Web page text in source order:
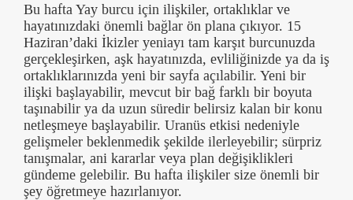
Bu hafta Yay burcu için ilişkiler, ortaklıklar ve
hayatınızdaki önemli bağlar ön plana çıkıyor. 15
Haziran’daki İkizler yeniayı tam karşıt burcunuzda
gerçekleşirken, aşk hayatınızda, evliliğinizde ya da iş
ortaklıklarınızda yeni bir sayfa açılabilir. Yeni bir
ilişki başlayabilir, mevcut bir bağ farklı bir boyuta
taşınabilir ya da uzun süredir belirsiz kalan bir konu
netleşmeye başlayabilir. Uranüs etkisi nedeniyle
gelişmeler beklenmedik şekilde ilerleyebilir; sürpriz
tanışmalar, ani kararlar veya plan değişiklikleri
gündeme gelebilir. Bu hafta ilişkiler size önemli bir
şey öğretmeye hazırlanıyor.